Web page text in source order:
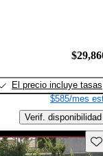
El precio incluye tasas
$585/mes
Verif. disponibilidad